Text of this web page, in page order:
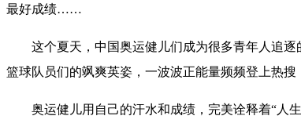
最好成绩……
这个夏天，中国奥运健儿们成为很多青年人追逐
篮球队员们的飒爽英姿，一波波正能量频频登上热搜
奥运健儿用自己的汗水和成绩，完美诠释着“人生